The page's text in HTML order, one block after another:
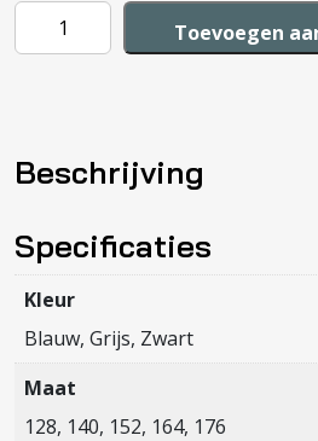
Jack
&
SWEAT
NOOS
JNR
aantal
Toevoegen
Beschrijving
Specificaties
Kleur
Blauw, Grijs, Zwart
Maat
128, 140, 152, 164, 176